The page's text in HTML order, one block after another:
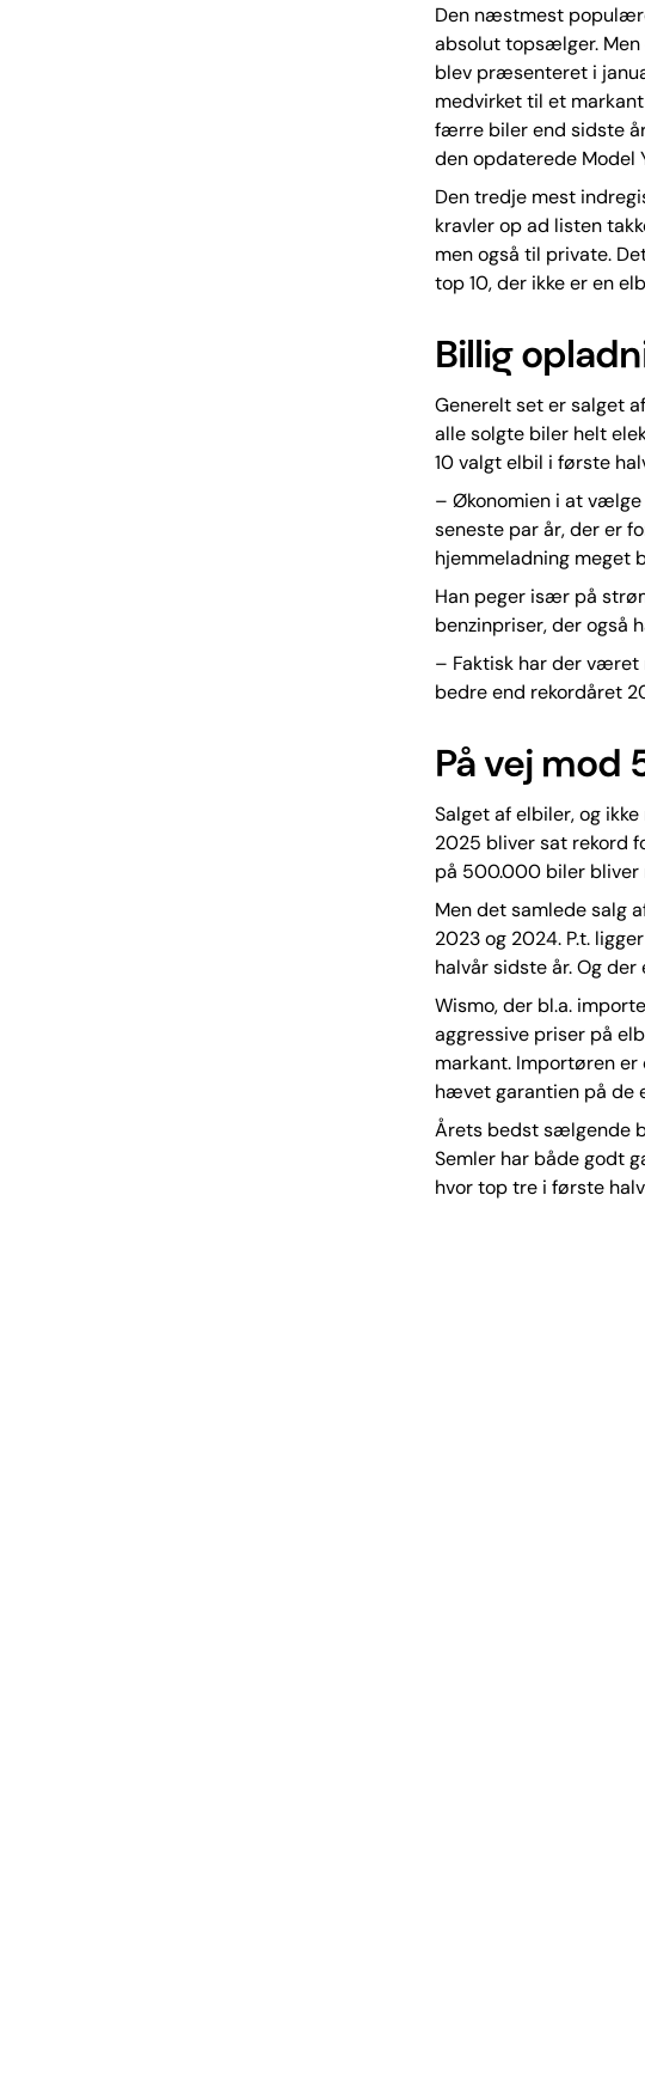
Den næstmest
absolut topsælger.
blev præsenteret i
medvirket til et
færre biler end sidste
den opdaterede Model
Den tredje mest
kravler op ad listen
men også til private.
top 10, der ikke er en
Billig
Generelt set er salget
alle solgte biler helt
10 valgt elbil i første
– Økonomien i at
seneste par år, der er
hjemmeladning meget
Han peger især på
benzinpriser, der også
– Faktisk har der været
bedre end rekordåret
På vej
Salget af elbiler, og
2025 bliver sat rekord
på 500.000 biler
Men det samlede salg
2023 og 2024. P.t.
halvår sidste år. Og
Wismo, der bl.a.
aggressive priser på
markant. Importøren
hævet garantien på de
Årets bedst sælgende
Semler har både godt
hvor top tre i første